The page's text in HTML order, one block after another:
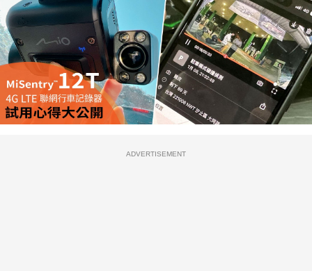
ADVERTISEMENT